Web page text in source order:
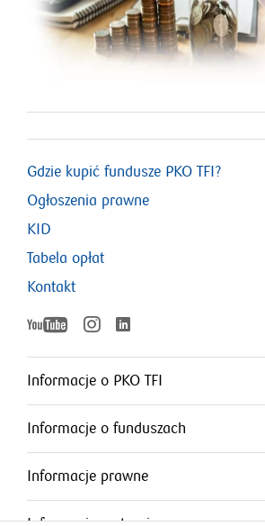
Gdzie kupić fundusze PKO TFI?
Ogłoszenia prawne
KID
Tabela opłat
Kontakt
YouTube
otworzy
się
w
nowym
Instagram
się
nowym
oknie
nowym
Informacje o PKO TFI
Informacje o funduszach
Informacje prawne